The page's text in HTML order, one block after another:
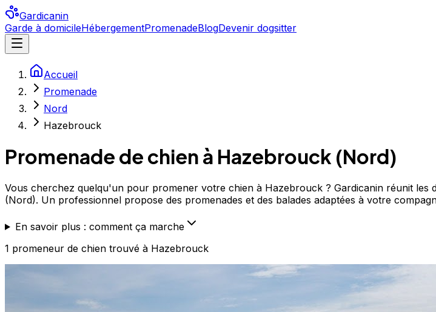
Gardicanin
Garde à domicileHébergementPromenadeBlogDevenir dogsitter
Accueil
Promenade
Nord
Hazebrouck
Promenade de chien à Hazebrouck (Nord)
Vous cherchez quelqu'un pour promener votre chien à Hazebrouck ? Gardicanin réunit
(Nord). Un professionnel propose des promenades et des balades adaptées à votre
En savoir plus : comment ça marche
1 promeneur de chien trouvé à Hazebrouck